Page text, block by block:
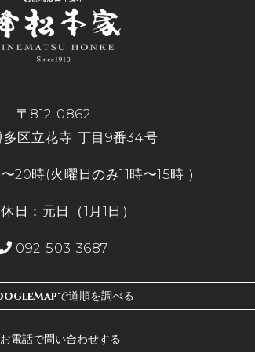
〒812-0862
多区立花寺1丁目9番34号
20時(火曜日のみ11時〜15時 ）
日：元日（1月1日）
092-503-3687
で道順を調べる
お電話で問い合わせする